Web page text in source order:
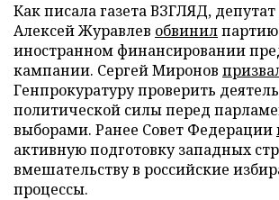
Как писала газета ВЗГЛЯД,
Алексей Журавлев обвинилпартию
иностранном финансировании
кампании. Сергей Миронов
Генпрокуратуру проверить
политической силы перед
выборами. Ранее Совет Федерации
активную подготовку западных
вмешательству в российские
процессы.